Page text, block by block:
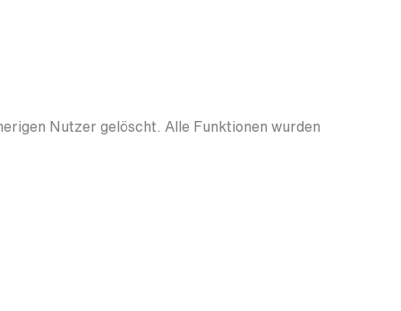
Nutzer gelöscht. Alle Funktionen wurden